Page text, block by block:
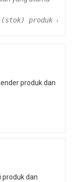
produk
produk dan
dan